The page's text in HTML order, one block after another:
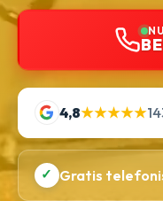
4,8★★★★★
✓ Gratis